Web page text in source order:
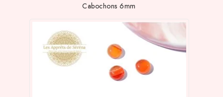
Cabochons 6mm